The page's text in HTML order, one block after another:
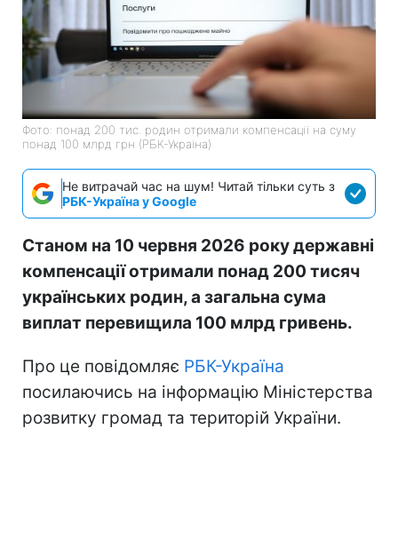
Фото: понад 200 тис. родин отримали компенсації на суму
понад 100 млрд грн (РБК-Україна)
Не витрачай час на шум! Читай тільки суть з
РБК-Україна у Google
Станом на 10 червня 2026 року державні
компенсації отримали понад 200 тисяч
українських родин, а загальна сума
виплат перевищила 100 млрд гривень.
Про це повідомляє РБК-Україна
посилаючись на інформацію Міністерства
розвитку громад та територій України.